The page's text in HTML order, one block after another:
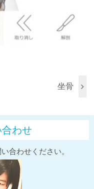
坐骨
わせ
合わせください。